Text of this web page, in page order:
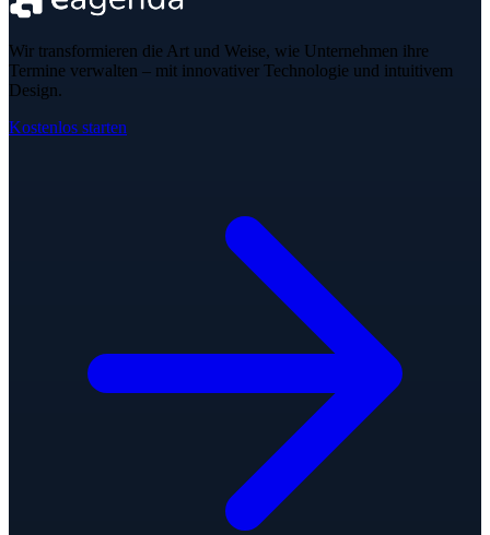
Wir transformieren die Art und Weise, wie Unternehmen ihre
Termine verwalten – mit innovativer Technologie und intuitivem
Design.
Kostenlos starten